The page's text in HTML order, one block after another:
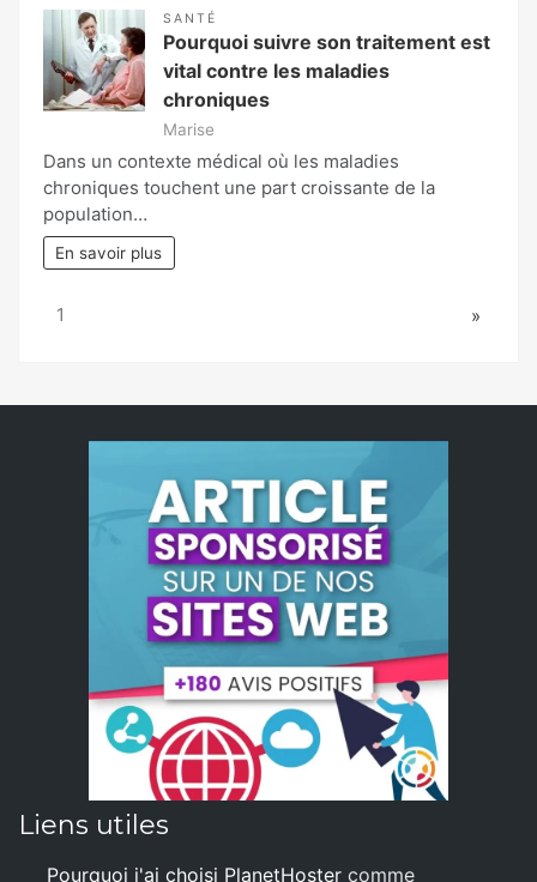
SANTÉ
Pourquoi suivre son traitement est
vital contre les maladies
chroniques
Marise
Dans un contexte médical où les maladies
chroniques touchent une part croissante de la
population…
En savoir plus
Page:
1 Next
»
Liens utiles
Pourquoi j'ai choisi PlanetHoster comme